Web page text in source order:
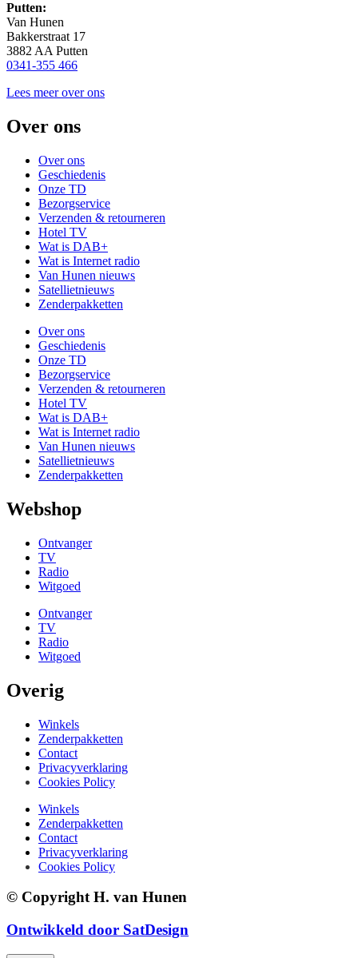
Putten:
Van Hunen
Bakkerstraat 17
3882 AA Putten
0341-355 466
Lees meer over ons
Over ons
Over ons
Geschiedenis
Onze TD
Bezorgservice
Verzenden & retourneren
Hotel TV
Wat is DAB+
Wat is Internet radio
Van Hunen nieuws
Satellietnieuws
Zenderpakketten
Over ons
Geschiedenis
Onze TD
Bezorgservice
Verzenden & retourneren
Hotel TV
Wat is DAB+
Wat is Internet radio
Van Hunen nieuws
Satellietnieuws
Zenderpakketten
Webshop
Ontvanger
TV
Radio
Witgoed
Ontvanger
TV
Radio
Witgoed
Overig
Winkels
Zenderpakketten
Contact
Privacyverklaring
Cookies Policy
Winkels
Zenderpakketten
Contact
Privacyverklaring
Cookies Policy
© Copyright H. van Hunen
Ontwikkeld door SatDesign